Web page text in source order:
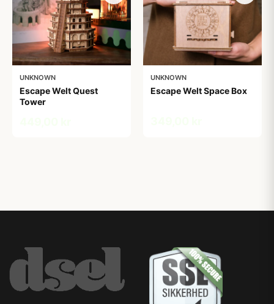
UNKNOWN
Escape Welt Quest
Tower
UNKNOWN
Escape Welt Space Box